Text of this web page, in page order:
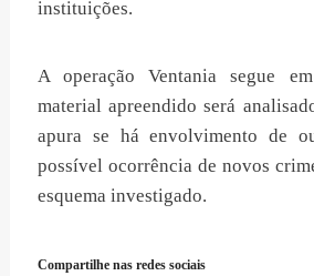
instituições.
A operação Ventania segue
material apreendido será
apura se há envolvimento de
possível ocorrência de novos
esquema investigado.
Compartilhe nas redes sociais